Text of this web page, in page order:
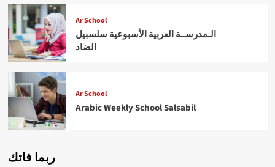
Ar School
الـمدرســة العربية الأسبوعية سلسبيل
الضاد
Ar School
Arabic Weekly School Salsabil
ربما فاتك